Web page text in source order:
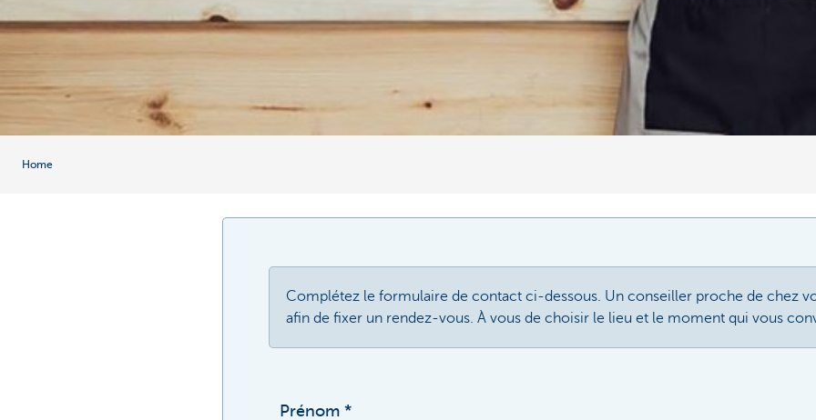
Home
Complétez le formulaire de contact ci-dessous. Un conseiller proche de chez
afin de fixer un rendez-vous. À vous de choisir le lieu et le moment qui vous
Prénom